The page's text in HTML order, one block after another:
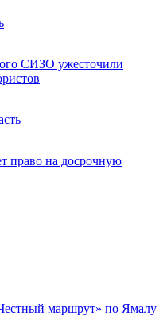
СИЗО ужесточили
право на досрочную
маршрут» по Ямалу